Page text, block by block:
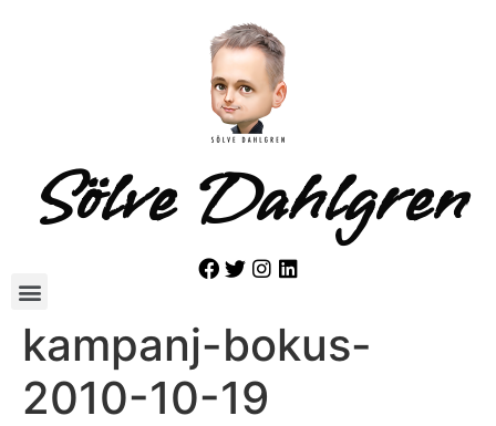
Sölve Dahlgren
kampanj-bokus-
2010-10-19